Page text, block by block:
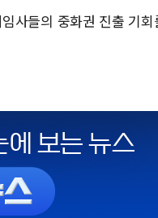
사들의 중화권 진출 기